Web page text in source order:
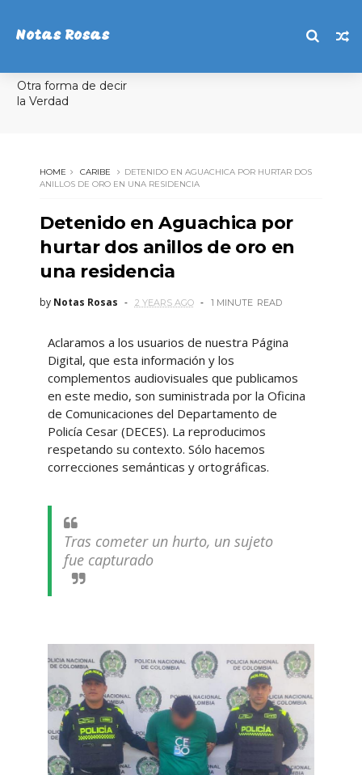
Notas Rosas
Otra forma de decir
la Verdad
HOME CARIBE
DETENIDO EN AGUACHICA POR HURTAR DOS
ANILLOS DE ORO EN UNA RESIDENCIA
Detenido en Aguachica por
hurtar dos anillos de oro en
una residencia
by Notas Rosas 2 YEARS AGO 1 MINUTE READ
Aclaramos a los usuarios de nuestra Página
Digital, que esta información y los
complementos audiovisuales que publicamos
en este medio, son suministrada por la Oficina
de Comunicaciones del Departamento de
Policía Cesar (DECES). La reproducimos
respetando su contexto. Sólo hacemos
correcciones semánticas y ortográficas.
Tras cometer un hurto, un sujeto
fue capturado